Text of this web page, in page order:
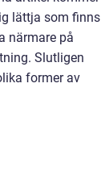
lättja som finns
närmare på
Slutligen
former av